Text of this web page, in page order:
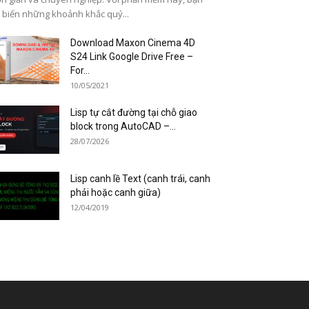
biến những khoảnh khắc quý...
Download Maxon Cinema 4D
S24 Link Google Drive Free –
For...
10/05/2021
Lisp tự cắt đường tại chỗ giao
block trong AutoCAD –...
28/07/2026
Lisp canh lề Text (canh trái, canh
phải hoặc canh giữa)
12/04/2019